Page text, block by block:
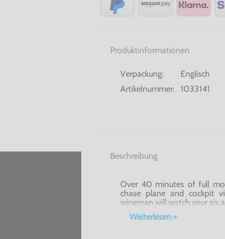
Produktinformationen
Verpackung: Englisch
Artikelnummer:
1033141
Beschreibung
Over 40 minutes of full
chase plane and cockpit
wingman will watch your six
Weiterlesen >